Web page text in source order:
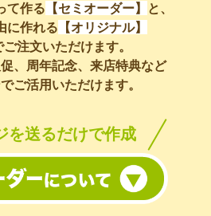
て作る 【セミオーダー】
と、
に作れる 【オリジナル】
注文いただけます。
、周年記念、来店特典など
ご活用いただけます。
を送るだけで作成